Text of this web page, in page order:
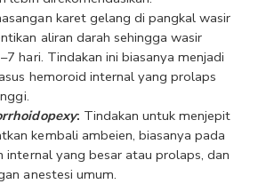
karet gelang di pangkal wasir
aliran darah sehingga wasir
hari. Tindakan ini biasanya menjadi
hemoroid internal yang prolaps
: Tindakan untuk menjepit
kembali ambeien, biasanya pada
internal yang besar atau prolaps, dan
anestesi umum.